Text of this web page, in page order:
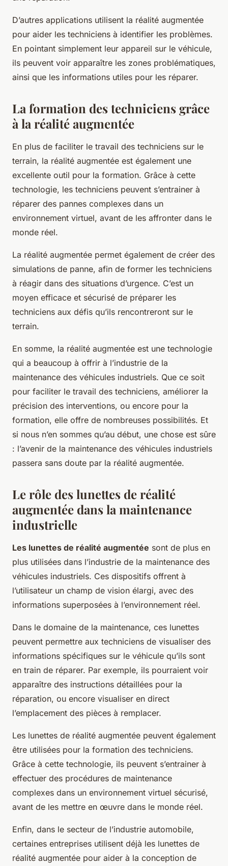
D’autres applications utilisent la réalité augmentée
pour aider les techniciens à identifier les problèmes.
En pointant simplement leur appareil sur le véhicule,
ils peuvent voir apparaître les zones problématiques,
ainsi que les informations utiles pour les réparer.
La formation des techniciens grâce
à la réalité augmentée
En plus de faciliter le travail des techniciens sur le
terrain, la réalité augmentée est également une
excellente outil pour la formation. Grâce à cette
technologie, les techniciens peuvent s’entrainer à
réparer des pannes complexes dans un
environnement virtuel, avant de les affronter dans le
monde réel.
La réalité augmentée permet également de créer des
simulations de panne, afin de former les techniciens
à réagir dans des situations d’urgence. C’est un
moyen efficace et sécurisé de préparer les
techniciens aux défis qu’ils rencontreront sur le
terrain.
En somme, la réalité augmentée est une technologie
qui a beaucoup à offrir à l’industrie de la
maintenance des véhicules industriels. Que ce soit
pour faciliter le travail des techniciens, améliorer la
précision des interventions, ou encore pour la
formation, elle offre de nombreuses possibilités. Et
si nous n’en sommes qu’au début, une chose est sûre
: l’avenir de la maintenance des véhicules industriels
passera sans doute par la réalité augmentée.
Le rôle des lunettes de réalité
augmentée dans la maintenance
industrielle
Les lunettes de réalité augmentée sont de plus en
plus utilisées dans l’industrie de la maintenance des
véhicules industriels. Ces dispositifs offrent à
l’utilisateur un champ de vision élargi, avec des
informations superposées à l’environnement réel.
Dans le domaine de la maintenance, ces lunettes
peuvent permettre aux techniciens de visualiser des
informations spécifiques sur le véhicule qu’ils sont
en train de réparer. Par exemple, ils pourraient voir
apparaître des instructions détaillées pour la
réparation, ou encore visualiser en direct
l’emplacement des pièces à remplacer.
Les lunettes de réalité augmentée peuvent également
être utilisées pour la formation des techniciens.
Grâce à cette technologie, ils peuvent s’entrainer à
effectuer des procédures de maintenance
complexes dans un environnement virtuel sécurisé,
avant de les mettre en œuvre dans le monde réel.
Enfin, dans le secteur de l’industrie automobile,
certaines entreprises utilisent déjà les lunettes de
réalité augmentée pour aider à la conception de